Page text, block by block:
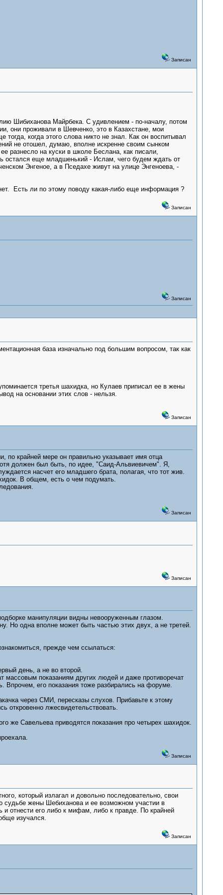
Записан
Шибиханова Майрбека. С удивлением - по-началу, потом
они проживали в Шевченко, это в Казахстане, мои
когда этого слова никто не знал. Как он воспитывал
не отошел, думаю, вполне искренне своим сынком
разнесло на куски в школе Беслана, как писали,
остался еще младшенький - Ислам, чего будем ждать от
Энгеное, а в Пседахе живут на улице Энгеноева, -
Есть ли по этому поводу какая-либо еще информация ?
Записан
Записан
база изначально под большим вопросом, так как
третья шахидка, но Кулаев приписал ее в жены
на основании этих слов - нельзя.
Записан
по крайней мере он правильно указывает имя отца
должен был быть, по идее, "Саид-Альвиевичем". Я,
насчет его младшего брата, полагая, что тот жив.
В общем, есть о чем подумать.
Записан
Записан
манипуляции видны невооруженным глазом.
Но одна вполне может быть частью этих двух, а не третей.
прежде чем ссылаться:
день, а не во второй.
массовым показаниям других людей и даже противоречат
его показания тоже разбирались на форуме.
через СМИ, пересказы слухов. Прибавьте к этому
откровенно лжесвидетельствовать.
же Савельева приводятся показания про четырех шахидок.
Записан
который излагал и довольно последовательно, свои
судьбе жены Шебиханова и ее возможном участии в
и отнести его либо к мифам, либо к правде. По крайней
изучался.
Записан